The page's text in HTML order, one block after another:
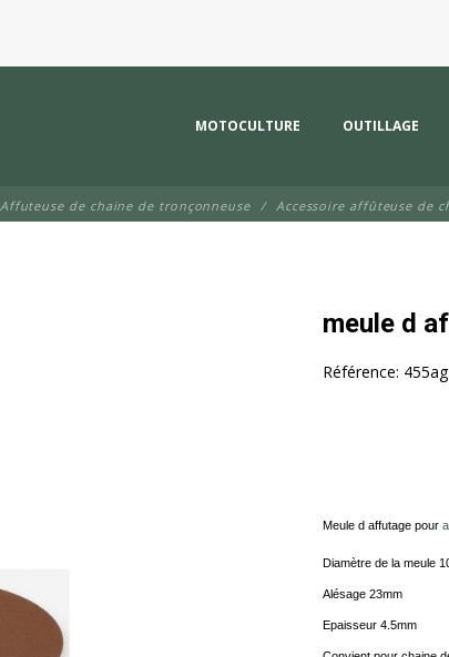
MOTOCULTURE OUTILLAGE
Affuteuse de chaine de tronçonneuse Accessoire affûteuse de
meule d
Référence:
Meule d affutage pour
Diamètre de la meule
Alésage 23mm
Epaisseur 4.5mm